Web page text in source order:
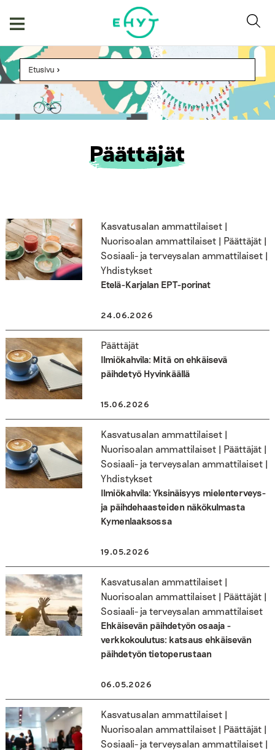
Etusivu >
Päättäjät
Kasvatusalan ammattilaiset |
Nuorisoalan ammattilaiset | Päättäjät |
Sosiaali- ja terveysalan ammattilaiset |
Yhdistykset
Etelä-Karjalan EPT-porinat
24.06.2026
Päättäjät
Ilmiökahvila: Mitä on ehkäisevä
päihdetyö Hyvinkäällä
15.06.2026
Kasvatusalan ammattilaiset |
Nuorisoalan ammattilaiset | Päättäjät |
Sosiaali- ja terveysalan ammattilaiset |
Yhdistykset
Ilmiökahvila: Yksinäisyys mielenterveys-
ja päihdehaasteiden näkökulmasta
Kymenlaaksossa
19.05.2026
Kasvatusalan ammattilaiset |
Nuorisoalan ammattilaiset | Päättäjät |
Sosiaali- ja terveysalan ammattilaiset
Ehkäisevän päihdetyön osaaja -
verkkokoulutus: katsaus ehkäisevän
päihdetyön tietoperustaan
06.05.2026
Kasvatusalan ammattilaiset |
Nuorisoalan ammattilaiset | Päättäjät |
Sosiaali- ja terveysalan ammattilaiset |